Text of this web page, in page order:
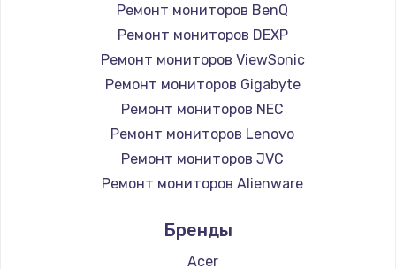
990 руб.
Заказать
Настройка Wi-Fi
1030 руб.
Заказать
Замена шим-контроллера
3900 руб.
Ремонт мониторов BenQ
Ремонт мониторов DEXP
Ремонт мониторов ViewSonic
Ремонт мониторов Gigabyte
Ремонт мониторов NEC
Ремонт мониторов Lenovo
Ремонт мониторов JVC
Ремонт мониторов Alienware
Ремонт мониторов Thunderobot
Ремонт мониторов Hisense
Бренды
Acer